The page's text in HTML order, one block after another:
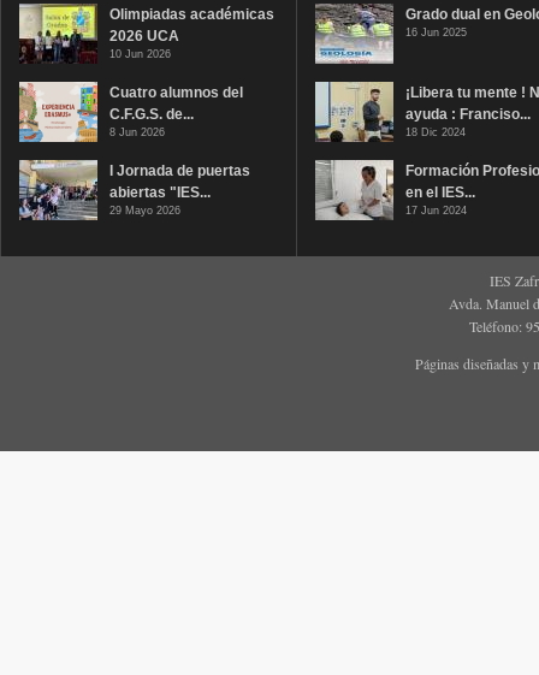
Olimpiadas académicas
2026 UCA
10 Jun 2026
Cuatro alumnos del
C.F.G.S. de...
8 Jun 2026
I Jornada de puertas
abiertas "IES...
29 Mayo 2026
Grado dual en
16 Jun 2025
¡Libera tu mente !
ayuda : Franciso...
18 Dic 2024
Formación
en el IES...
17 Jun 2024
IES
Avda. Manuel
Teléfono:
Páginas diseñadas y